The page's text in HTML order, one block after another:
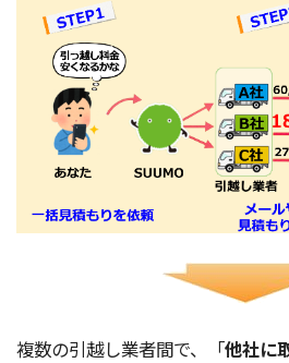
複数の引越し業者間で、「他社に